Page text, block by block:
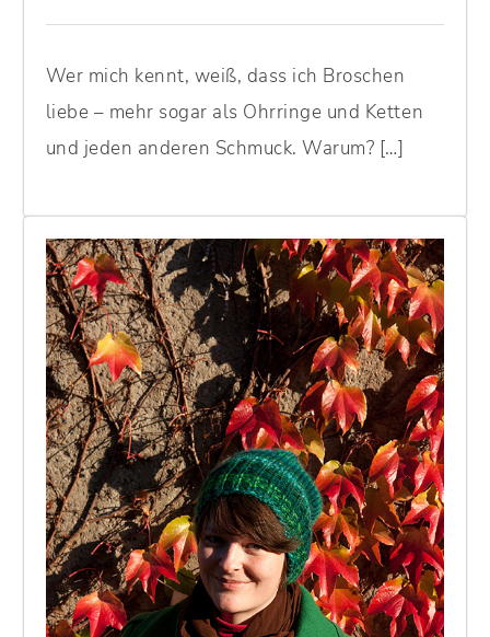
Wer mich kennt, weiß, dass ich Broschen
liebe – mehr sogar als Ohrringe und Ketten
und jeden anderen Schmuck. Warum? […]